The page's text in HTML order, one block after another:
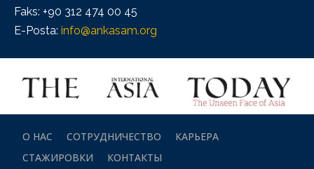
Faks: +90 312 474 00 45
E-Posta: info@ankasam.org
О НАС СОТРУДНИЧЕСТВО
КАРЬЕРА
СТАЖИРОВКИ
КОНТАКТЫ